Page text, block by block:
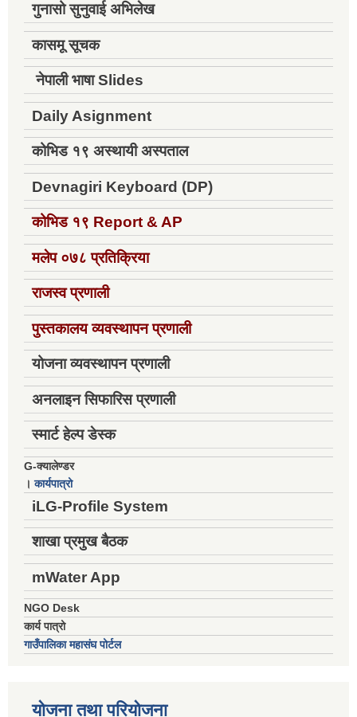
गुनासो सुनुवाई अभिलेख
कासमू सूचक
नेपाली भाषा Slides
Daily Asignment
कोभिड १९ अस्थायी अस्पताल
Devnagiri Keyboard (DP)
कोभिड १९ Report & AP
मलेप ०७८ प्रतिक्रिया
राजस्व प्रणाली
पुस्तकालय व्यवस्थापन प्रणाली
योजना व्यवस्थापन प्रणाली
अनलाइन सिफारिस प्रणाली
स्मार्ट हेल्प डेस्क
G-क्यालेण्डर
।कार्यपात्रो
iLG-Profile System
शाखा प्रमुख बैठक
mWater App
NGO Desk
कार्य पात्रो
गाउँपालिका महासंघ पोर्टल
योजना तथा परियोजना